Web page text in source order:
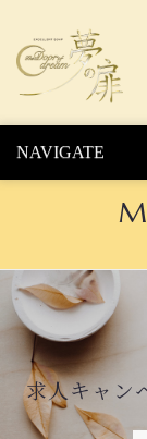
NAVIGATE
求人キャン